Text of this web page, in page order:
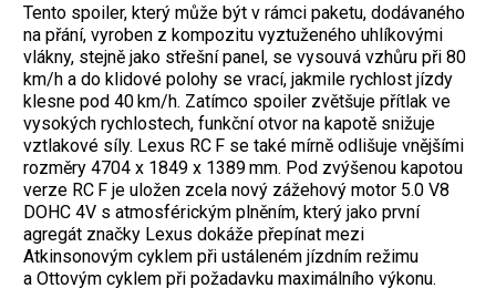
Tento spoiler, který může být v rámci paketu, dodávaného
na přání, vyroben z kompozitu vyztuženého uhlíkovými
vlákny, stejně jako střešní panel, se vysouvá vzhůru při 80
km/h a do klidové polohy se vrací, jakmile rychlost jízdy
klesne pod 40 km/h. Zatímco spoiler zvětšuje přítlak ve
vysokých rychlostech, funkční otvor na kapotě snižuje
vztlakové síly. Lexus RC F se také mírně odlišuje vnějšími
rozměry 4704 x 1849 x 1389 mm. Pod zvýšenou kapotou
verze RC F je uložen zcela nový zážehový motor 5.0 V8
DOHC 4V s atmosférickým plněním, který jako první
agregát značky Lexus dokáže přepínat mezi
Atkinsonovým cyklem při ustáleném jízdním režimu
a Ottovým cyklem při požadavku maximálního výkonu.